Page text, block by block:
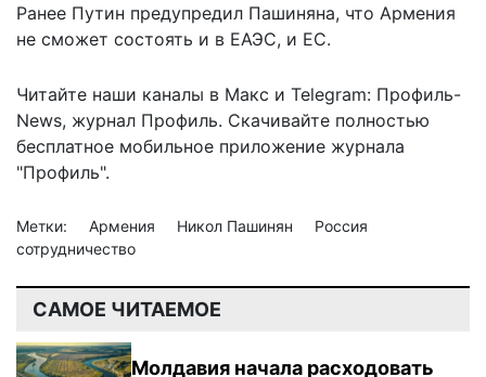
Ранее Путин предупредил Пашиняна, что Армения
не сможет состоять и в ЕАЭС, и ЕС.
Читайте наши каналы в Макс и Telegram: Профиль-
News, журнал Профиль. Скачивайте полностью
бесплатное мобильное приложение журнала
"Профиль".
Метки: Армения Никол Пашинян
Россия
сотрудничество
САМОЕ ЧИТАЕМОЕ
Молдавия начала расходовать